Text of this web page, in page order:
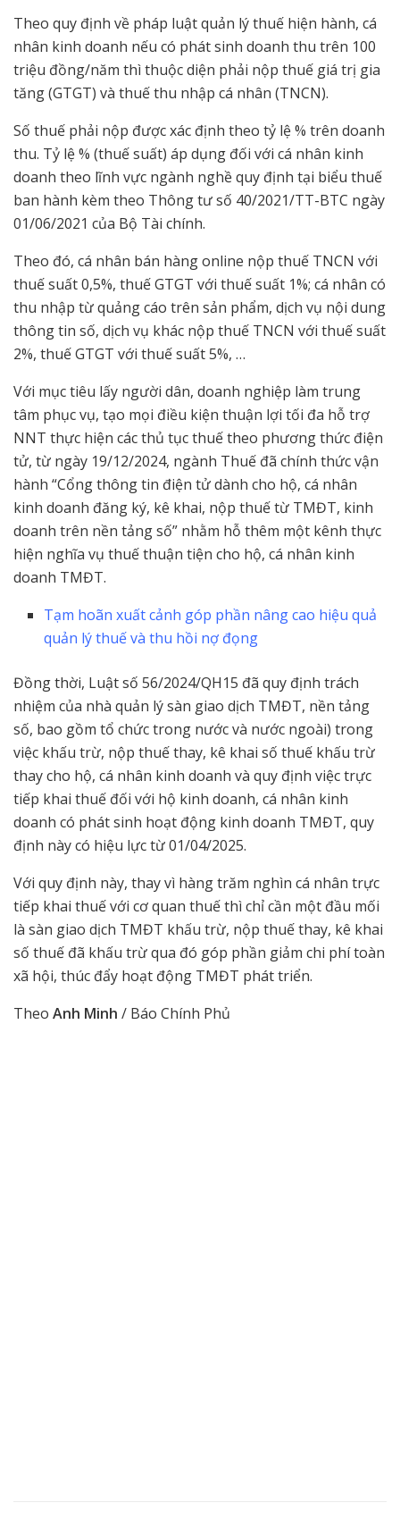
Theo quy định về pháp luật quản lý thuế hiện hành, cá
nhân kinh doanh nếu có phát sinh doanh thu trên 100
triệu đồng/năm thì thuộc diện phải nộp thuế giá trị gia
tăng (GTGT) và thuế thu nhập cá nhân (TNCN).
Số thuế phải nộp được xác định theo tỷ lệ % trên doanh
thu. Tỷ lệ % (thuế suất) áp dụng đối với cá nhân kinh
doanh theo lĩnh vực ngành nghề quy định tại biểu thuế
ban hành kèm theo Thông tư số 40/2021/TT-BTC ngày
01/06/2021 của Bộ Tài chính.
Theo đó, cá nhân bán hàng online nộp thuế TNCN với
thuế suất 0,5%, thuế GTGT với thuế suất 1%; cá nhân có
thu nhập từ quảng cáo trên sản phẩm, dịch vụ nội dung
thông tin số, dịch vụ khác nộp thuế TNCN với thuế suất
2%, thuế GTGT với thuế suất 5%, …
Với mục tiêu lấy người dân, doanh nghiệp làm trung
tâm phục vụ, tạo mọi điều kiện thuận lợi tối đa hỗ trợ
NNT thực hiện các thủ tục thuế theo phương thức điện
tử, từ ngày 19/12/2024, ngành Thuế đã chính thức vận
hành “Cổng thông tin điện tử dành cho hộ, cá nhân
kinh doanh đăng ký, kê khai, nộp thuế từ TMĐT, kinh
doanh trên nền tảng số” nhằm hỗ thêm một kênh thực
hiện nghĩa vụ thuế thuận tiện cho hộ, cá nhân kinh
doanh TMĐT.
Tạm hoãn xuất cảnh góp phần nâng cao hiệu quả
quản lý thuế và thu hồi nợ đọng
Đồng thời, Luật số 56/2024/QH15 đã quy định trách
nhiệm của nhà quản lý sàn giao dịch TMĐT, nền tảng
số, bao gồm tổ chức trong nước và nước ngoài) trong
việc khấu trừ, nộp thuế thay, kê khai số thuế khấu trừ
thay cho hộ, cá nhân kinh doanh và quy định việc trực
tiếp khai thuế đối với hộ kinh doanh, cá nhân kinh
doanh có phát sinh hoạt động kinh doanh TMĐT, quy
định này có hiệu lực từ 01/04/2025.
Với quy định này, thay vì hàng trăm nghìn cá nhân trực
tiếp khai thuế với cơ quan thuế thì chỉ cần một đầu mối
là sàn giao dịch TMĐT khấu trừ, nộp thuế thay, kê khai
số thuế đã khấu trừ qua đó góp phần giảm chi phí toàn
xã hội, thúc đẩy hoạt động TMĐT phát triển.
Theo Anh Minh / Báo Chính Phủ